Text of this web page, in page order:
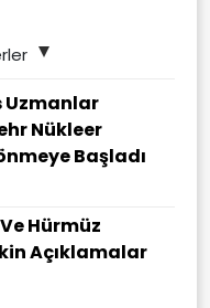
Uzmanlar
Nükleer
Başladı
Hürmüz
Açıklamalar